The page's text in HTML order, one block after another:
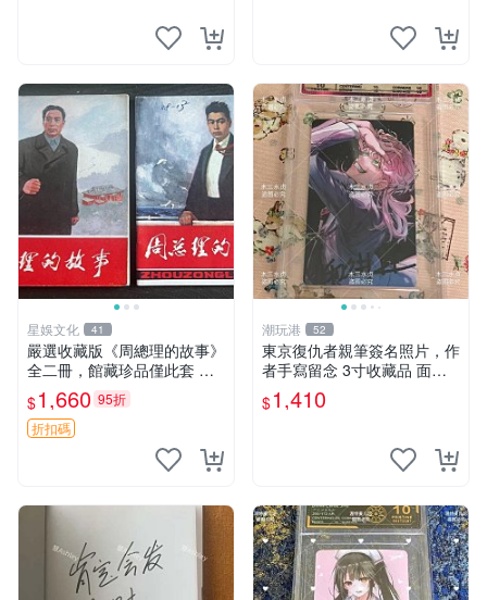
星娛文化 41
嚴選收藏版《周總理的故事》
全二冊，館藏珍品僅此套 周
總理 故事 紀念畫冊
$1,660 95折
折扣碼
潮玩港 52
東京復仇者親筆簽名照片，作
者手寫留念 3寸收藏品 面簽
珍藏 東京裡ベンジャーズ 畫
家原創 約3x5.5cm 簽名版 國
$1,410